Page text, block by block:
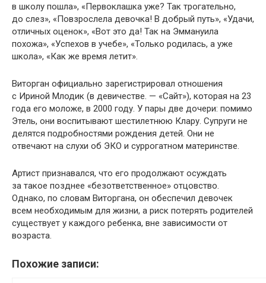
в школу пошла», «Первоклашка уже? Так трогательно,
до слез», «Повзрослела девочка! В добрый путь», «Удачи,
отличных оценок», «Вот это да! Так на Эммануила
похожа», «Успехов в учебе», «Только родилась, а уже
школа», «Как же время летит».
Виторган официально зарегистрировал отношения
с Ириной Млодик (в девичестве. — «Сайт»), которая на 23
года его моложе, в 2000 году. У пары две дочери: помимо
Этель, они воспитывают шестилетнюю Клару. Супруги не
делятся подробностями рождения детей. Они не
отвечают на слухи об ЭКО и суррогатном материнстве.
Артист признавался, что его продолжают осуждать
за такое позднее «безответственное» отцовство.
Однако, по словам Виторгана, он обеспечил девочек
всем необходимым для жизни, а риск потерять родителей
существует у каждого ребенка, вне зависимости от
возраста.
Похожие записи: